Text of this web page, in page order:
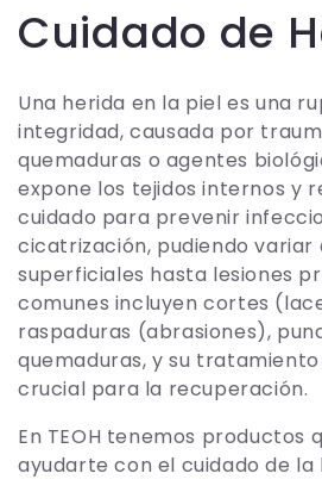
C
o
l
e
c
c
i
ó
n
Cuidado de
Una herida en la piel es una
integridad, causada por
quemaduras o agentes
expone los tejidos internos y
cuidado para prevenir
cicatrización, pudiendo variar
superficiales hasta lesiones
comunes incluyen cortes
raspaduras (abrasiones),
quemaduras, y su
crucial para la recuperación.
En TEOH tenemos productos
ayudarte con el cuidado de la